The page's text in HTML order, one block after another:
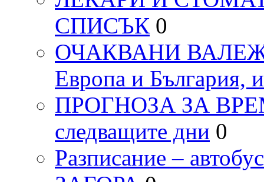
СПИСЪК 0
ОЧАКВАНИ ВАЛЕЖИ
Европа и България,
ПРОГНОЗА ЗА
следващите дни 0
Разписание –